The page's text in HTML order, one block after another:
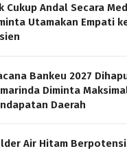
Cukup Andal Secara
Utamakan Empati
Bankeu 2027
Diminta
Daerah
Air Hitam Berpotensi